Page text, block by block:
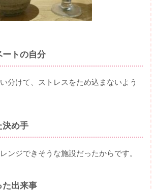
トの自分
分けて、ストレスをため込まないよう
め手
ンジできそうな施設だったからです。
出来事